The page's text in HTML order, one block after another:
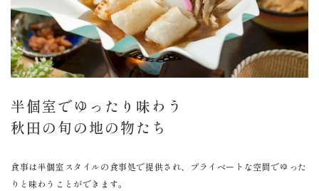
半個室でゆったり味わう
秋田の旬の地の物たち
食事は半個室スタイルの食事処で提供され、プライベートな空間でゆった
りと味わうことができます。